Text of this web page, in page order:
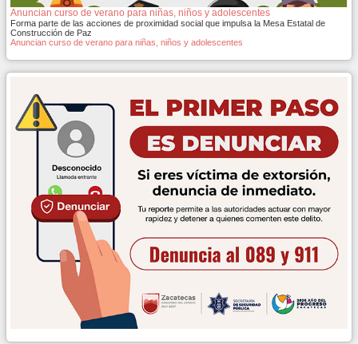
Anuncian curso de verano para niñas, niños y adolescentes
Forma parte de las acciones de proximidad social que impulsa la Mesa Estatal de
Construcción de Paz
Anuncian curso de verano para niñas, niños y adolescentes